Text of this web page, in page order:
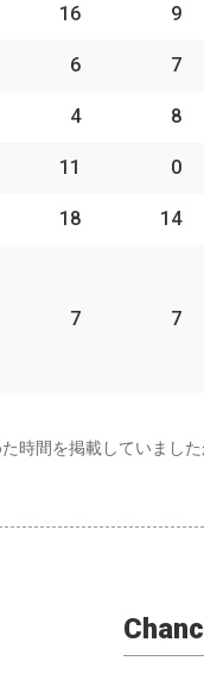
16 9
6 7
4 8
11 0
18 14
7 7
時間を掲載していまし